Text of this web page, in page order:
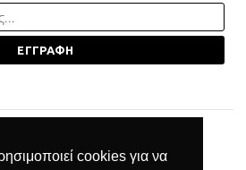
cookies για να